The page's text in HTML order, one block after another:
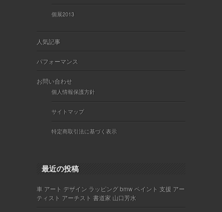
個展2013
人気記事
パフォーマンス
お問い合わせ
個人情報保護方針
サイトマップ
特定商取引法に基づく表示
最近の投稿
車 アート デザイン ラッピング bmw ペイント 支援 アー
ティスト アーチスト 書道家 山口芳水